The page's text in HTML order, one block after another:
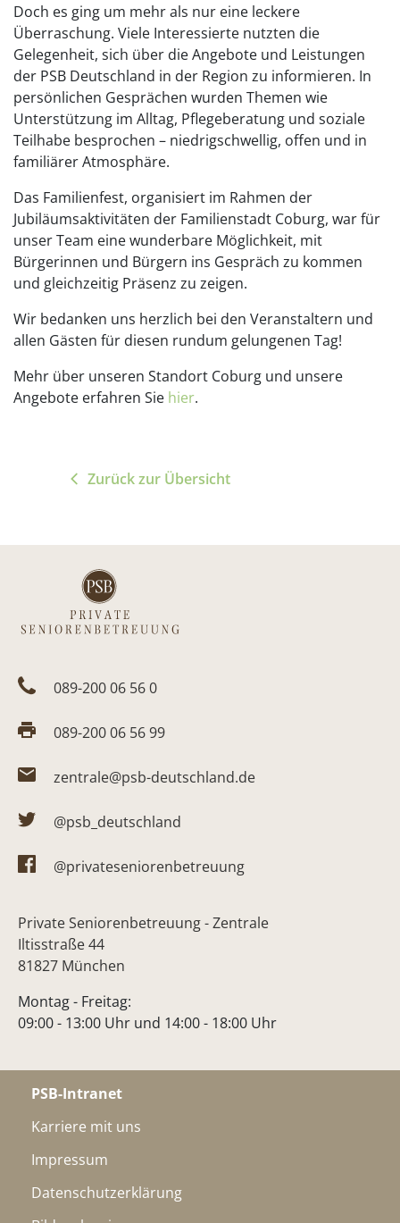
Doch es ging um mehr als nur eine leckere
Überraschung. Viele Interessierte nutzten die
Gelegenheit, sich über die Angebote und Leistungen
der PSB Deutschland in der Region zu informieren. In
persönlichen Gesprächen wurden Themen wie
Unterstützung im Alltag, Pflegeberatung und soziale
Teilhabe besprochen – niedrigschwellig, offen und in
familiärer Atmosphäre.
Das Familienfest, organisiert im Rahmen der
Jubiläumsaktivitäten der Familienstadt Coburg, war für
unser Team eine wunderbare Möglichkeit, mit
Bürgerinnen und Bürgern ins Gespräch zu kommen
und gleichzeitig Präsenz zu zeigen.
Wir bedanken uns herzlich bei den Veranstaltern und
allen Gästen für diesen rundum gelungenen Tag!
Mehr über unseren Standort Coburg und unsere
Angebote erfahren Sie hier.
Zurück zur Übersicht
089-200 06 56 0
089-200 06 56 99
zentrale@psb-deutschland.de
@psb_deutschland
@privateseniorenbetreuung
Private Seniorenbetreuung - Zentrale
Iltisstraße 44
81827 München
Montag - Freitag:
09:00 - 13:00 Uhr und 14:00 - 18:00 Uhr
PSB-Intranet
Karriere mit uns
Impressum
Datenschutzerklärung